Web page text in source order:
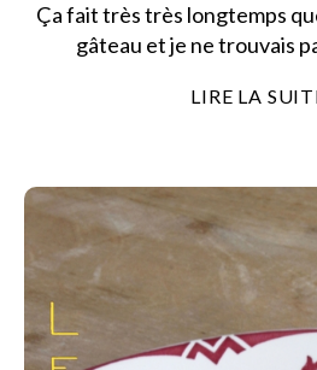
Ça fait très très longtemps
gâteau et je ne trouvais
LIRE LA